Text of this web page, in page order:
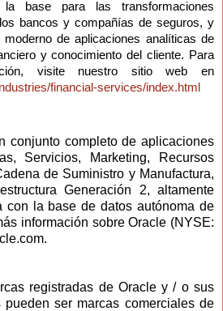
la base para las transformaciones
bancos y compañías de seguros, y
de aplicaciones analíticas de
y conocimiento del cliente. Para
visite nuestro sitio web en
financial-services/index.html
conjunto completo de aplicaciones
Servicios, Marketing, Recursos
de Suministro y Manufactura,
Generación 2, altamente
con la base de datos autónoma de
información sobre Oracle (NYSE:
.
registradas de Oracle y / o sus
pueden ser marcas comerciales de